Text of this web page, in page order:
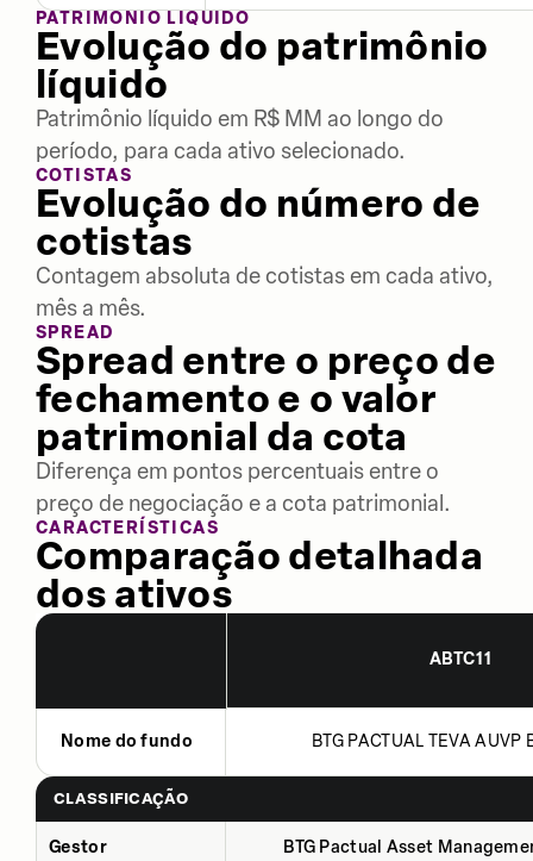
PATRIMÔNIO LÍQUIDO
Evolução do patrimônio
líquido
Patrimônio líquido em R$ MM ao longo do
período, para cada ativo selecionado.
COTISTAS
Evolução do número de
cotistas
Contagem absoluta de cotistas em cada ativo,
mês a mês.
SPREAD
Spread entre o preço de
fechamento e o valor
patrimonial da cota
Diferença em pontos percentuais entre o
preço de negociação e a cota patrimonial.
CARACTERÍSTICAS
Comparação detalhada
dos ativos
ABTC11
Nome do fundo BTG PACTUAL TEVA AUVP
CLASSIFICAÇÃO
Gestor BTG Pactual Asset